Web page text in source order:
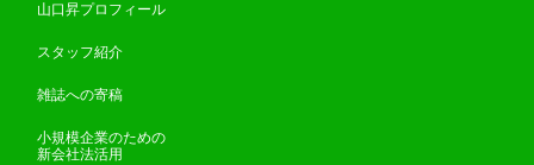
山口昇プロフィール
スタッフ紹介
雑誌への寄稿
小規模企業のための
新会社法活用